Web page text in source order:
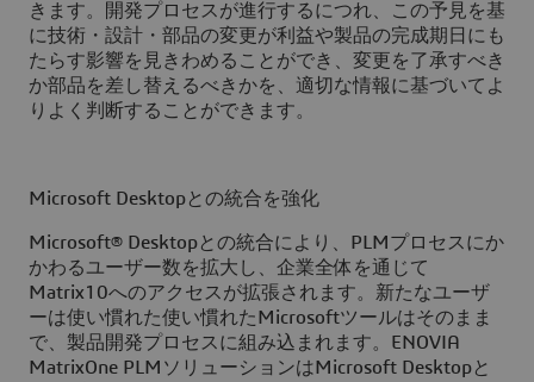
きます。開発プロセスが進行するにつれ、この予見を基
に技術・設計・部品の変更が利益や製品の完成期日にも
たらす影響を見きわめることができ、変更を了承すべき
か部品を差し替えるべきかを、適切な情報に基づいてよ
りよく判断することができます。
Microsoft Desktopとの統合を強化
Microsoft® Desktopとの統合により、PLMプロセスにか
かわるユーザー数を拡大し、企業全体を通じて
Matrix10へのアクセスが拡張されます。新たなユーザ
ーは使い慣れた使い慣れたMicrosoftツールはそのまま
で、製品開発プロセスに組み込まれます。ENOVIA
MatrixOne PLMソリューションはMicrosoft Desktopと